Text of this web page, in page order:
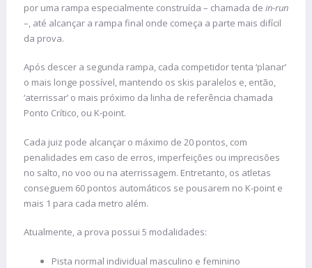
por uma rampa especialmente construída – chamada de in-run
–, até alcançar a rampa final onde começa a parte mais difícil
da prova.
Após descer a segunda rampa, cada competidor tenta ‘planar’
o mais longe possível, mantendo os skis paralelos e, então,
‘aterrissar’ o mais próximo da linha de referência chamada
Ponto Crítico, ou K-point.
Cada juiz pode alcançar o máximo de 20 pontos, com
penalidades em caso de erros, imperfeições ou imprecisões
no salto, no voo ou na aterrissagem. Entretanto, os atletas
conseguem 60 pontos automáticos se pousarem no K-point e
mais 1 para cada metro além.
Atualmente, a prova possui 5 modalidades:
Pista normal individual masculino e feminino